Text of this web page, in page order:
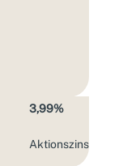
3,99%
Aktions­zins